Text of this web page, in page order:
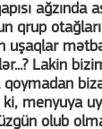
ağzında
qrup otağları
uşaqlar
Lakin
menyuya
olub